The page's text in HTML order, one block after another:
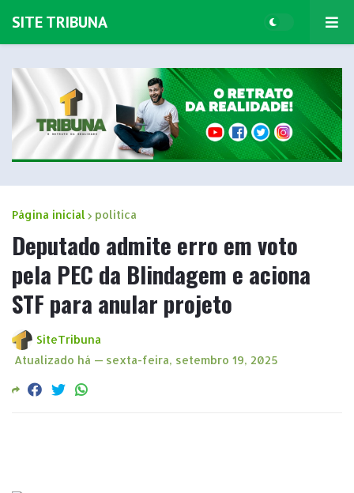
SITE TRIBUNA
Página inicial politica
Deputado admite erro em voto
pela PEC da Blindagem e aciona
STF para anular projeto
SiteTribuna
Atualizado há — sexta-feira, setembro 19, 2025